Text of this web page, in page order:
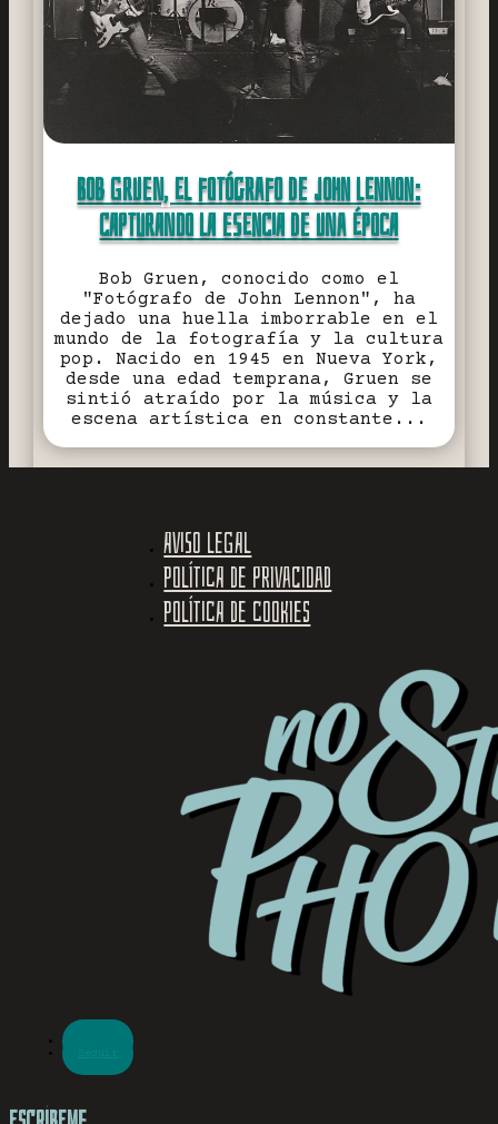
BOB GRUEN, EL FOTÓGRAFO DE JOHN LENNON:
CAPTURANDO LA ESENCIA DE UNA ÉPOCA
Bob Gruen, conocido como el
"Fotógrafo de John Lennon", ha
dejado una huella imborrable en el
mundo de la fotografía y la cultura
pop. Nacido en 1945 en Nueva York,
desde una edad temprana, Gruen se
sintió atraído por la música y la
escena artística en constante...
Aviso legal
Política de privacidad
Política de cookies